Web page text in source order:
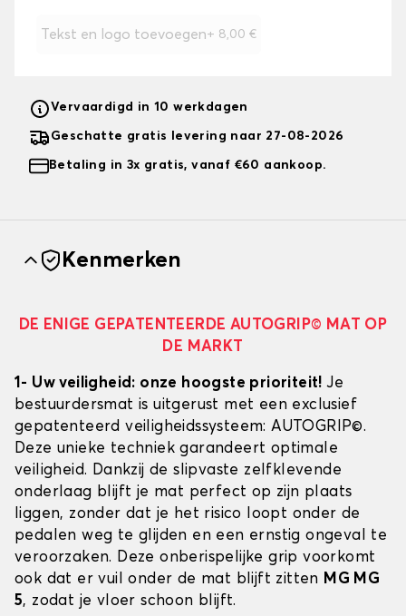
Tekst en logo toevoegen+ 8,00 €
Vervaardigd in 10 werkdagen
Geschatte gratis levering naar 27-08-2026
Betaling in 3x gratis, vanaf €60 aankoop.
Kenmerken
DE ENIGE GEPATENTEERDE AUTOGRIP© MAT OP
DE MARKT
1- Uw veiligheid: onze hoogste prioriteit!Je
bestuurdersmat is uitgerust met een exclusief
gepatenteerd veiligheidssysteem: AUTOGRIP©.
Deze unieke techniek garandeert optimale
veiligheid. Dankzij de slipvaste zelfklevende
onderlaag blijft je mat perfect op zijn plaats
liggen, zonder dat je het risico loopt onder de
pedalen weg te glijden en een ernstig ongeval te
veroorzaken. Deze onberispelijke grip voorkomt
ook dat er vuil onder de mat blijft zitten MG MG
5, zodat je vloer schoon blijft.